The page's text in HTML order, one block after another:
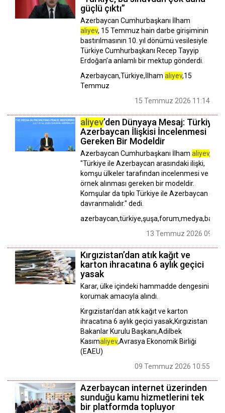
güçlü çıktı”
Azerbaycan Cumhurbaşkanı İlham
aliyev, 15 Temmuz hain darbe girişiminin
bastırılmasının 10. yıl dönümü vesilesiyle
Türkiye Cumhurbaşkanı Recep Tayyip
Erdoğan’a anlamlı bir mektup gönderdi.
Azerbaycan,Türkiye,İlham aliyev,15
Temmuz
15 Temmuz 2026 11:14
aliyev’den Dünyaya Mesaj: Türkiye-
Azerbaycan İlişkisi İncelenmesi
Gereken Bir Modeldir
Azerbaycan Cumhurbaşkanı İlham aliyev,
"Türkiye ile Azerbaycan arasındaki ilişki,
komşu ülkeler tarafından incelenmesi ve
örnek alınması gereken bir modeldir.
Komşular da tıpkı Türkiye ile Azerbaycan gibi
davranmalıdır." dedi.
azerbaycan,türkiye,şuşa,forum,medya,basın
13 Temmuz 2026 09:31
Kırgızistan’dan atık kağıt ve
karton ihracatına 6 aylık geçici
yasak
Karar, ülke içindeki hammadde dengesini
korumak amacıyla alındı.
Kırgızistan’dan atık kağıt ve karton
ihracatına 6 aylık geçici yasak,Kırgızistan
Bakanlar Kurulu Başkanı,Adilbek
Kasımaliyev,Avrasya Ekonomik Birliği
(EAEU)
09 Temmuz 2026 10:55
Azerbaycan internet üzerinden
sunduğu kamu hizmetlerini tek
bir platformda topluyor